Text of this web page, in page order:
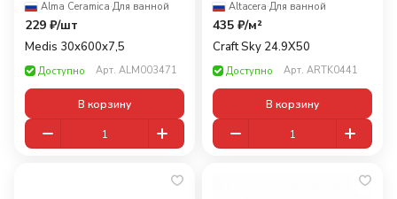
Alma Ceramica·Для ванной
229 ₽/шт
Medis 30x600x7,5
Доступно Арт. ALM003471
В корзину
Altacera·Для ванной
435 ₽/м²
Craft Sky 24.9Х50
Доступно Арт. ARTK0441
В корзину